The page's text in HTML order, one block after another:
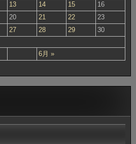
6月 »
13 14 15
16
20 21 22
23
27 28 29
30